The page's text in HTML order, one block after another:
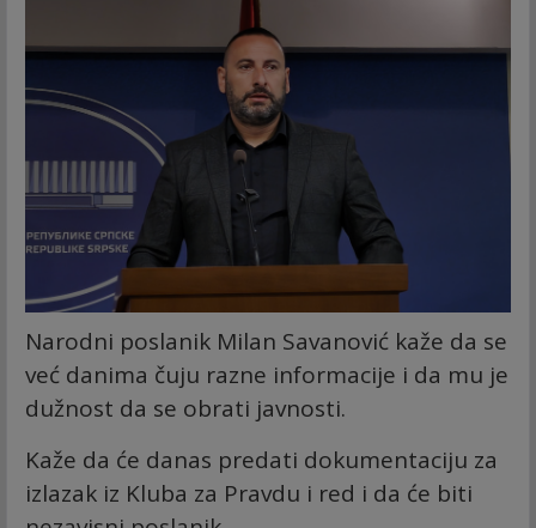
Narodni poslanik Milan Savanović kaže da se
već danima čuju razne informacije i da mu je
dužnost da se obrati javnosti.
Kaže da će danas predati dokumentaciju za
izlazak iz Kluba za Pravdu i red i da će biti